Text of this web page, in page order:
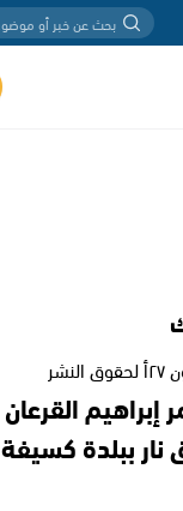
القرعان
ببلدة كسيفة